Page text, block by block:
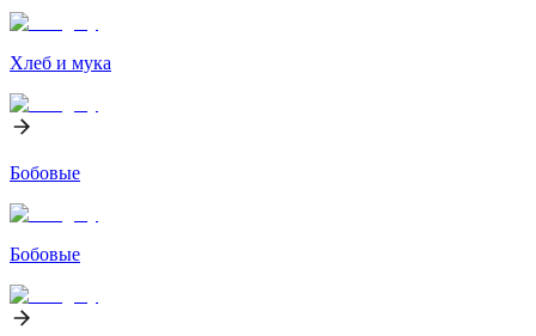
Хлеб и мука
Бобовые
Бобовые